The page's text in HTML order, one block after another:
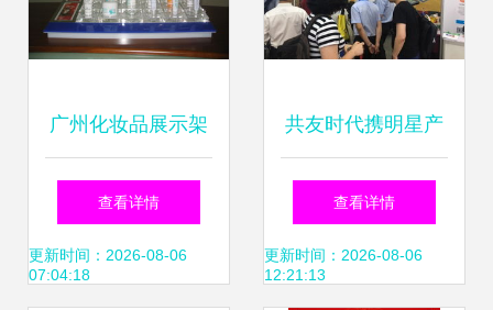
广州化妆品展示架
制作厂网站建设指
南 打造专业形象与
查看详情
更新时间：2026-08-06
07:04:18
共友时代携明星产
品亮相第四届工程
建设行业互联网大
查看详情
更新时间：2026-08-06
12:21:13